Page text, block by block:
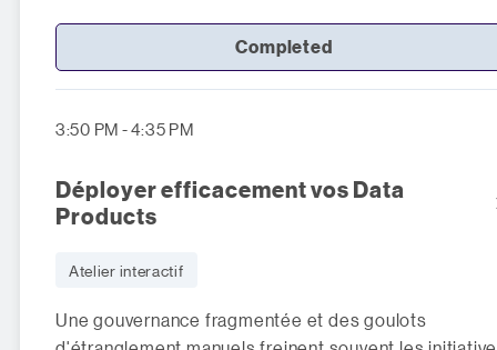
Completed
3:50 PM - 4:35 PM
Déployer efficacement vos Data
Products
Atelier interactif
Une gouvernance fragmentée et des goulots